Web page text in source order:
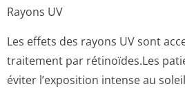
Rayons UV
Les effets des rayons UV sont
traitement par rétinoïdes.Les
éviter l’exposition intense au